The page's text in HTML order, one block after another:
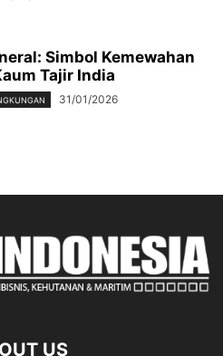
Simbol Kemewahan
Tajir India
31/01/2026
US